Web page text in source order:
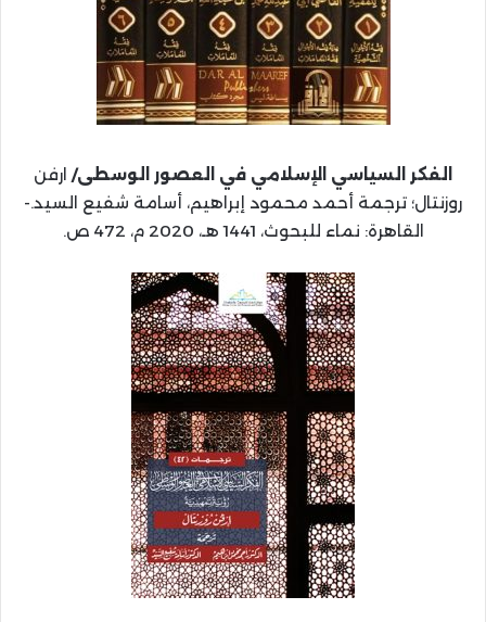
الفكر السياسي الإسلامي في العصور الوسطى/ ارفن
روزنتال؛ ترجمة أحمد محمود إبراهيم، أسامة شفيع السيد.-
القاهرة: نماء للبحوث، 1441 هـ، 2020 م، 472 ص.